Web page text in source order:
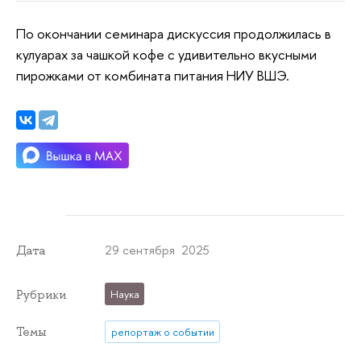
По окончании семинара дискуссия продолжилась в
кулуарах за чашкой кофе с удивительно вкусными
пирожками от комбината питания НИУ ВШЭ.
Дата 29 сентября 2025
Рубрики Наука
Темы репортаж о событии